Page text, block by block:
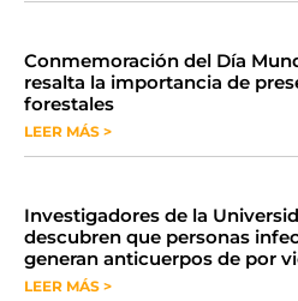
Conmemoración del Día
resalta la importancia de
forestales
LEER MÁS >
Investigadores de la
descubren que personas
generan anticuerpos de por
LEER MÁS >